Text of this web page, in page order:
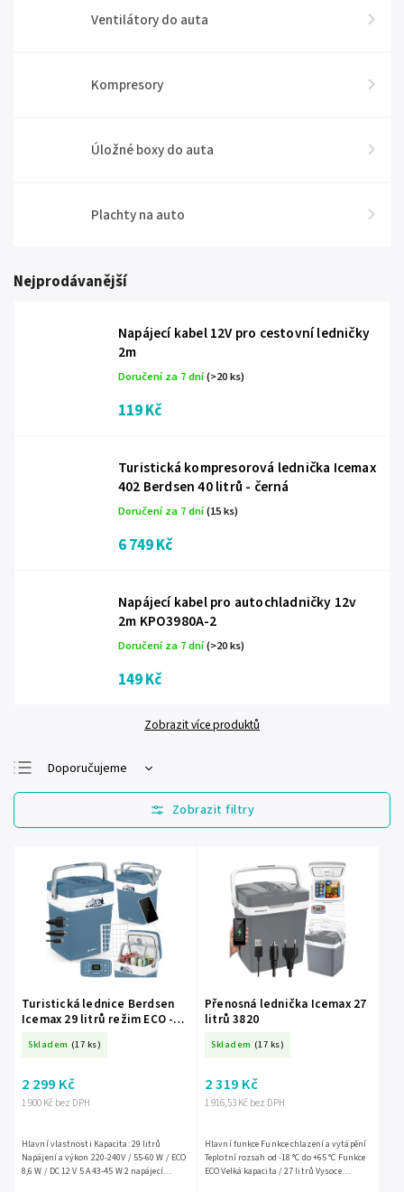
Ventilátory do auta
Kompresory
Úložné boxy do auta
Plachty na auto
Nejprodávanější
Napájecí kabel 12V pro cestovní ledničky
2m
Doručení za 7 dní(>20 ks)
119 Kč
Turistická kompresorová lednička Icemax
402 Berdsen 40 litrů - černá
Doručení za 7 dní(15 ks)
6 749 Kč
Napájecí kabel pro autochladničky 12v
2m KPO3980A-2
Doručení za 7 dní(>20 ks)
149 Kč
Zobrazit více produktů
Doporučujeme
Nejlevnější
Nejdražší
Abecedně
Turistická lednice Berdsen
Icemax 29 litrů režim ECO -
Skladem (17 ks)
1 900 Kč bez DPH
2 299 Kč
Hlavní vlastnosti Kapacita: 29 litrů
Napájení a výkon 220-240V / 55-60 W / ECO
8,6 W / DC 12 V 5 A 43-45 W 2 napájecí
Přenosná lednička Icemax 27
litrů 3820
Skladem (17 ks)
1 916,53 Kč bez DPH
2 319 Kč
Hlavní funkce Funkce chlazení a vytápění
Teplotní rozsah od -18 °C do +65 °C Funkce
ECO Velká kapacita / 27 litrů Vysoce